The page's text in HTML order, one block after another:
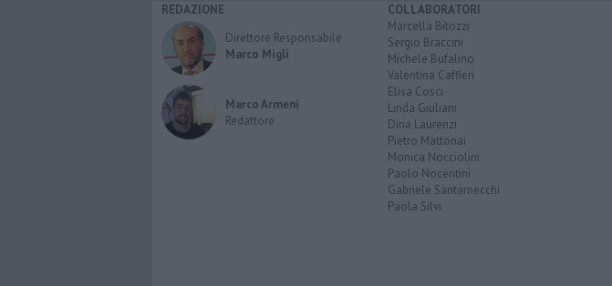
REDAZIONE
Direttore Responsabile
Marco Migli
Marco Armeni
Redattore
COLLABORATORI
Marcella Bitozzi
Sergio Braccini
Michele Bufalino
Valentina Caffieri
Elisa Cosci
Linda Giuliani
Dina Laurenzi
Pietro Mattonai
Monica Nocciolini
Paolo Nocentini
Gabriele Santarnecchi
Paola Silvi